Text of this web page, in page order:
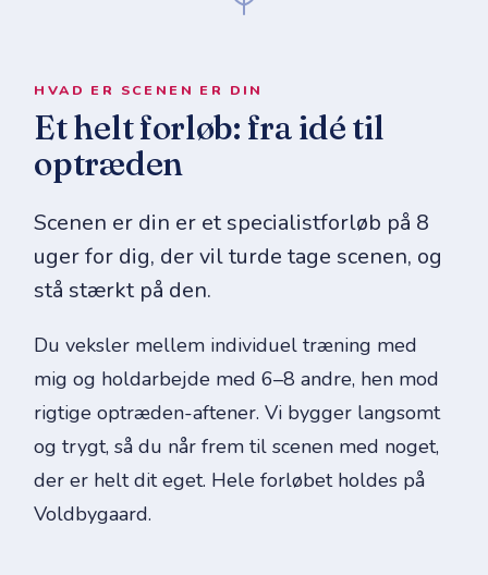
HVAD ER SCENEN ER DIN
Et helt forløb: fra idé til
optræden
Scenen er din er et specialistforløb på 8
uger for dig, der vil turde tage scenen, og
stå stærkt på den.
Du veksler mellem individuel træning med
mig og holdarbejde med 6–8 andre, hen mod
rigtige optræden-aftener. Vi bygger langsomt
og trygt, så du når frem til scenen med noget,
der er helt dit eget. Hele forløbet holdes på
Voldbygaard.